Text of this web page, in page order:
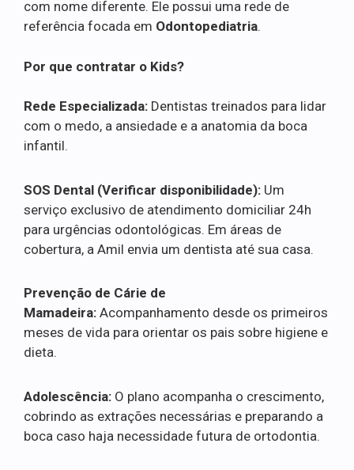
com nome diferente. Ele possui uma rede de
referência focada em Odontopediatria.
Por que contratar o Kids?
Rede Especializada: Dentistas treinados para lidar
com o medo, a ansiedade e a anatomia da boca
infantil.
SOS Dental (Verificar disponibilidade): Um
serviço exclusivo de atendimento domiciliar 24h
para urgências odontológicas. Em áreas de
cobertura, a Amil envia um dentista até sua casa.
Prevenção de Cárie de
Mamadeira: Acompanhamento desde os primeiros
meses de vida para orientar os pais sobre higiene e
dieta.
Adolescência: O plano acompanha o crescimento,
cobrindo as extrações necessárias e preparando a
boca caso haja necessidade futura de ortodontia.